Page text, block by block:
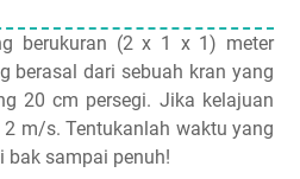
berukuran (2 x 1 x 1) meter
berasal dari sebuah kran yang
20 cm persegi. Jika kelajuan
m/s. Tentukanlah waktu yang
bak sampai penuh!